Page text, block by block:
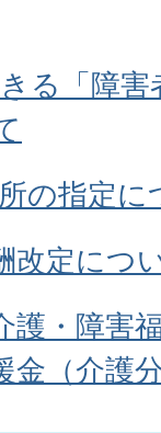
る「障害
の指定に
改定につ
護・障害
金（介護